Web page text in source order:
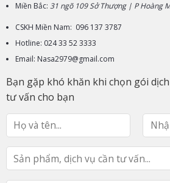
Miền Bắc: 31 ngõ 109 Sở Thượng | P Hoàng
CSKH Miền Nam: 096 137 3787
Hotline: 024 33 52 3333
Email: Nasa2979@gmail.com
Bạn gặp khó khăn khi chọn gói
tư vấn cho bạn